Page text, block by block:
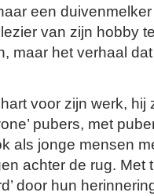
een
van zijn hobby
maar het verhaal
voor zijn werk, hij
pubers, met
als jonge mensen
achter de rug. Met
door hun